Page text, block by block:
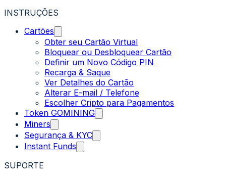
INSTRUÇÕES
Cartões
Obter seu Cartão Virtual
Bloquear ou Desbloquear Cartão
Definir um Novo Código PIN
Recarga & Saque
Ver Detalhes do Cartão
Alterar E-mail / Telefone
Escolher Cripto para Pagamentos
Token GOMINING
Miners
Segurança & KYC
Instant Funds
SUPORTE